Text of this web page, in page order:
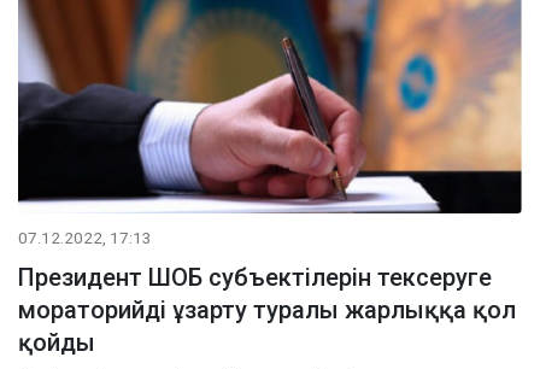
07.12.2022, 17:13
Президент ШОБ субъектілерін тексеруге
мораторийді ұзарту туралы жарлыққа қол
қойды